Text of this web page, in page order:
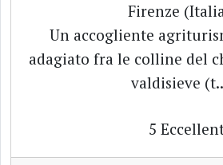
Firenze
Un accogliente
adagiato fra le colline del
valdisieve
5